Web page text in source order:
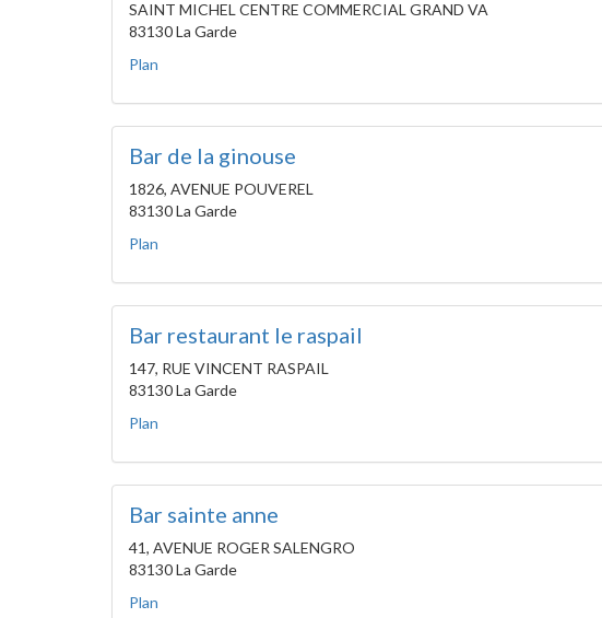
SAINT MICHEL CENTRE COMMERCIAL GRAND VA
83130 La Garde
Plan
Bar de la ginouse
1826, AVENUE POUVEREL
83130 La Garde
Plan
Bar restaurant le raspail
147, RUE VINCENT RASPAIL
83130 La Garde
Plan
Bar sainte anne
41, AVENUE ROGER SALENGRO
83130 La Garde
Plan